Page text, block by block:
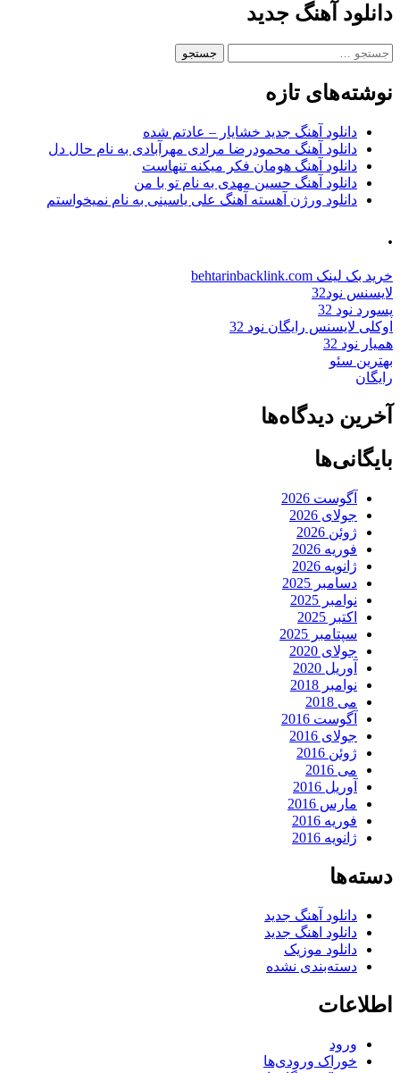
دانلود آهنگ جدید
جستجو
نوشته‌های تازه
دانلود آهنگ جدید خشایار – عادتم شده
دانلود آهنگ محمودرضا مرادی مهرآبادی به نام حال دل
دانلود آهنگ هومان فکر میکنه تنهاست
دانلود آهنگ حسین مهدی به نام تو با من
دانلود ورژن آهسته آهنگ علی یاسینی به نام نمیخواستم
.
خرید بک لینک behtarinbacklink.com
لایسنس نود32
پسورد نود 32
اوکلی لایسنس رایگان نود 32
همیار نود 32
بهترین سئو
رایگان
آخرین دیدگاه‌ها
بایگانی‌ها
آگوست 2026
جولای 2026
ژوئن 2026
فوریه 2026
ژانویه 2026
دسامبر 2025
نوامبر 2025
اکتبر 2025
سپتامبر 2025
جولای 2020
آوریل 2020
نوامبر 2018
می 2018
آگوست 2016
جولای 2016
ژوئن 2016
می 2016
آوریل 2016
مارس 2016
فوریه 2016
ژانویه 2016
دسته‌ها
دانلود آهنگ جدید
دانلود اهنگ جدید
دانلود موزیک
دسته‌بندی نشده
اطلاعات
ورود
خوراک ورودی‌ها